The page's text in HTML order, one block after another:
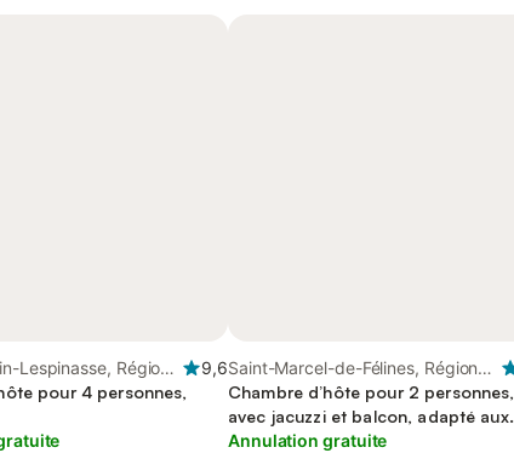
Lespinasse, Région
9,6
pour 4 personnes,
Saint-Marcel-de-Félines, Région
de Roanne
Chambre d’hôte pour 2 personnes,
avec jacuzzi et balcon, adapté aux
familles
Annulation gratuite